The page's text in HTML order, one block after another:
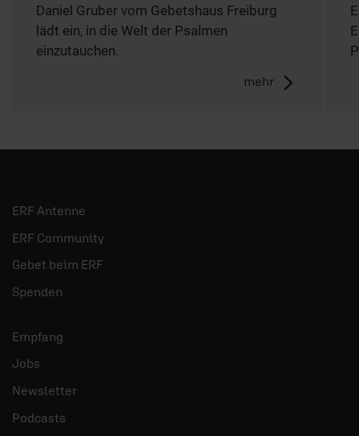
Daniel Gruber vom Gebetshaus Freiburg
lädt ein, in die Welt der Psalmen
einzutauchen.
mehr
ERF Antenne
ERF Community
Gebet beim ERF
Spenden
Empfang
Jobs
Newsletter
Podcasts